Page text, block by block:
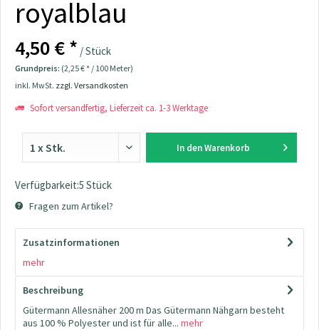
royalblau
4,50 € * / Stück
Grundpreis: (2,25 € * / 100 Meter)
inkl. MwSt. zzgl. Versandkosten
Sofort versandfertig, Lieferzeit ca. 1-3 Werktage
In den Warenkorb
Verfügbarkeit:5 Stück
Fragen zum Artikel?
Zusatzinformationen
mehr
Beschreibung
Gütermann Allesnäher 200 m Das Gütermann Nähgarn besteht
aus 100 % Polyester und ist für alle... mehr